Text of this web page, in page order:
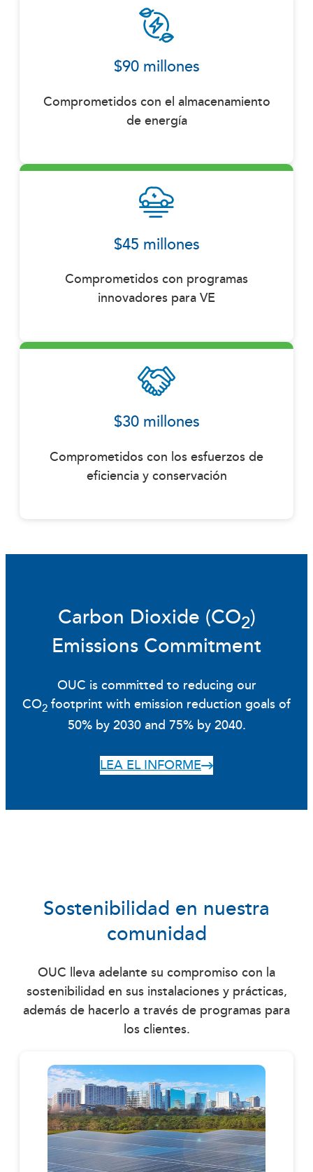
$90 millones
Comprometidos con el almacenamiento
de energía
$45 millones
Comprometidos con programas
innovadores para VE
$30 millones
Comprometidos con los esfuerzos de
eficiencia y conservación
Carbon Dioxide (CO2)
Emissions Commitment
OUC is committed to reducing our
CO2 footprint with emission reduction goals of
50% by 2030 and 75% by 2040.
LEA EL INFORME
Sostenibilidad en nuestra
comunidad
OUC lleva adelante su compromiso con la
sostenibilidad en sus instalaciones y prácticas,
además de hacerlo a través de programas para
los clientes.